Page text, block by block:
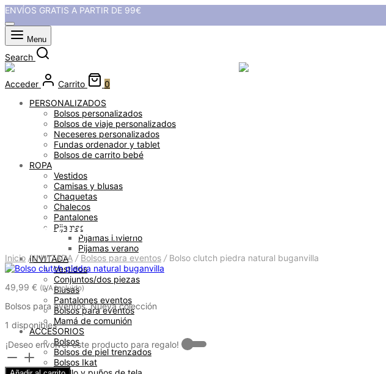
ENVÍOS GRATIS A PARTIR DE 99€
Menu
Search
Acceder Carrito
0
PERSONALIZADOS
Bolsos personalizados
Bolsos de viaje personalizados
Neceseres personalizados
Fundas ordenador y tablet
Bolsos de carrito bebé
ROPA
Vestidos
Camisas y blusas
Chaquetas
Chalecos
Pantalones
Pijamas
Pijamas invierno
Pijamas verano
INVITADA
Vestidos
Conjuntos/dos piezas
Blusas
Pantalones eventos
Bolsos para eventos
Mamá de comunión
ACCESORIOS
Bolsos
Bolsos de piel trenzados
Bolsos Ikat
Bolso clutch piedra natural buganvilla
Inicio / INVITADA / Bolsos para eventos /Bolso clutch piedra natural buganvilla
49,99 € (IVA incluido)
Bolsos para eventos. Nueva colección
1 disponibles
¡Deseo envolver este producto para regalo! -
Bolso
clutch